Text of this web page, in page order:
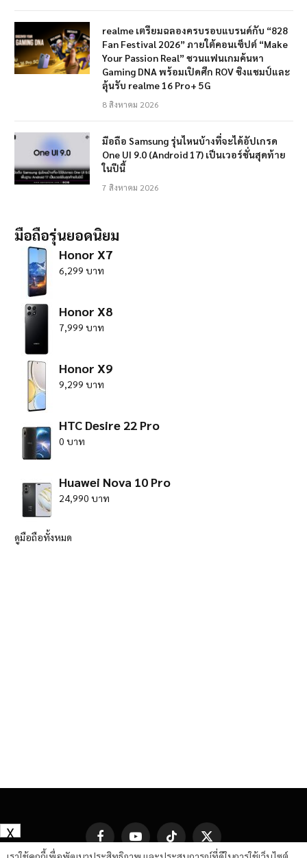
realme เตรียมฉลองครบรอบแบรนด์กับ “828
Fan Festival 2026” ภายใต้คอนเซ็ปต์ “Make
Your Passion Real” ชวนแฟนเกมค้นหา
Gaming DNA พร้อมเปิดศึก ROV ชิงแชมป์และ
ลุ้นรับ realme 16 Pro+ 5G
8 สิงหาคม 2026
มือถือ Samsung รุ่นไหนบ้างที่จะได้อัปเกรด
One UI 9.0 (Android 17) เป็นเวอร์ชั่นสุดท้าย
ในปีนี้
7 สิงหาคม 2026
มือถือรุ่นยอดนิยม
Honor X7
6,299 บาท
Honor X8
7,999 บาท
Honor X9
9,299 บาท
HTC Desire 22 Pro
0 บาท
Huawei Nova 10 Pro
24,990 บาท
ดูมือถือทั้งหมด
FacebookYouTube TikTok
X
(Twitter)
X